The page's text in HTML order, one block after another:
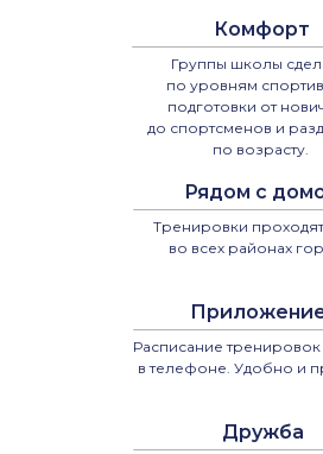
Группы школы
по уровням
подготовки от
до спортсменов и
по возрасту.
Комфорт
Тренировки
во всех районах
Рядом с
Расписание
в телефоне. Удобно и
Дружба